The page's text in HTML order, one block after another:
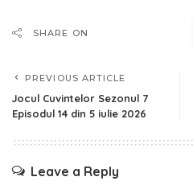
SHARE ON
PREVIOUS ARTICLE
Jocul Cuvintelor Sezonul 7
Episodul 14 din 5 iulie 2026
Leave a Reply